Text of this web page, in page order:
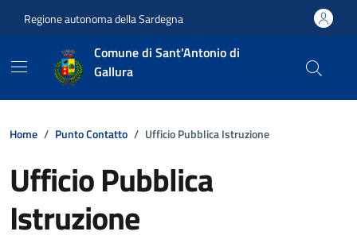
Regione autonoma della Sardegna
Comune di Sant'Antonio di
Gallura
Home Punto Contatto Ufficio Pubblica Istruzione
Ufficio Pubblica
Istruzione